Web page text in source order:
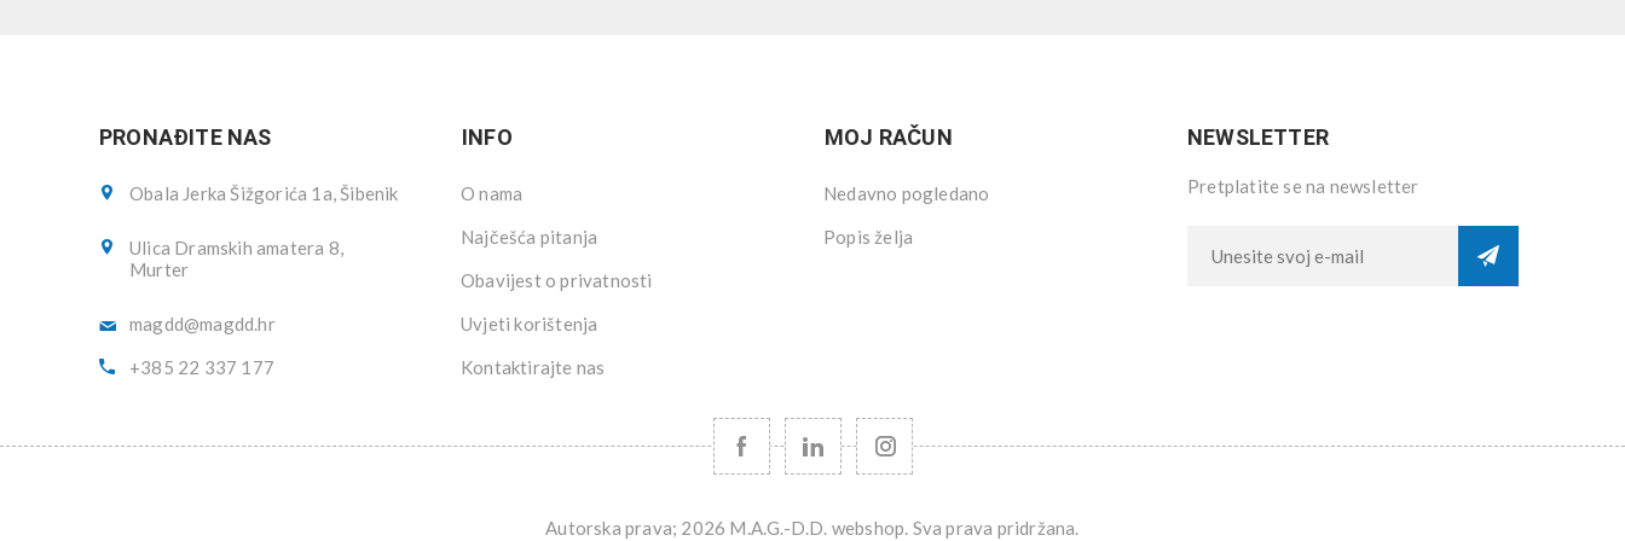
PRONAĐITE NAS
Obala Jerka Šižgorića 1a, Šibenik
Ulica Dramskih amatera 8,
Murter
magdd@magdd.hr
+385 22 337 177
INFO
O nama
Najčešća pitanja
Obavijest o privatnosti
Uvjeti korištenja
Kontaktirajte nas
MOJ RAČUN
Nedavno pogledano
Popis želja
NEWSLETTER
Pretplatite se na newsletter
Autorska prava; 2026 M.A.G.-D.D. webshop. Sva prava pridržana.